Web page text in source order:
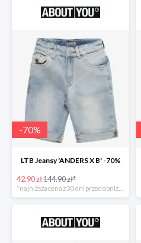
-70%
LTB Jeansy 'ANDERS X B' -70%
42.90 zł144.90 zł*
*najniższa cena z 30 dni przed obniżką